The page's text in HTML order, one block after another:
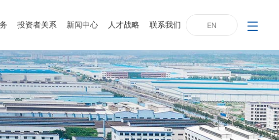

EN
投资者关系 新闻中心 人才战略 联系我们